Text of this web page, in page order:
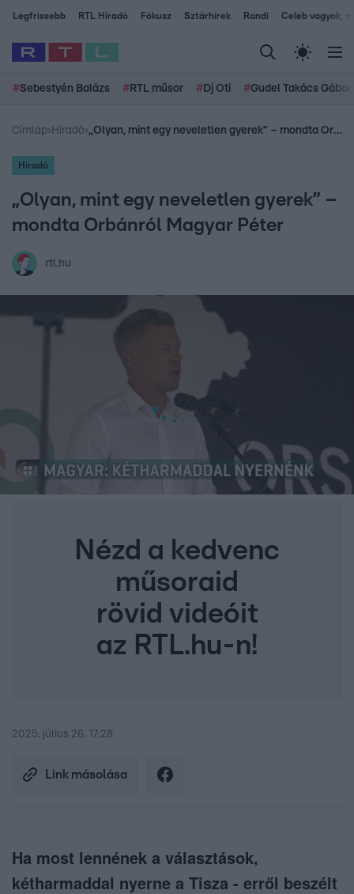
Legfrissebb RTL Híradó Fókusz Sztárhírek Randi Celeb vagyok,
#Sebestyén Balázs # RTL műsor # Dj Oti #Gudel Takács Gábor
Címlap› Híradó› „Olyan, mint egy neveletlen gyerek” – mondta Orbánról Magyar Péter
Híradó
„Olyan, mint egy neveletlen gyerek” –
mondta Orbánról Magyar Péter
rtl.hu
Nézd a kedvenc
műsoraid
rövid videóit
az RTL.hu-n!
2025. július 26. 17:28
Link másolása
Ha most lennének a választások,
kétharmaddal nyerne a Tisza - erről beszélt